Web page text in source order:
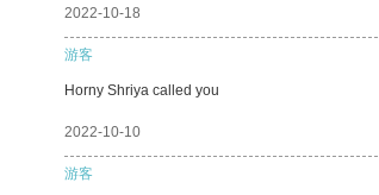
2022-10-18
游客
Horny Shriya called you
2022-10-10
游客